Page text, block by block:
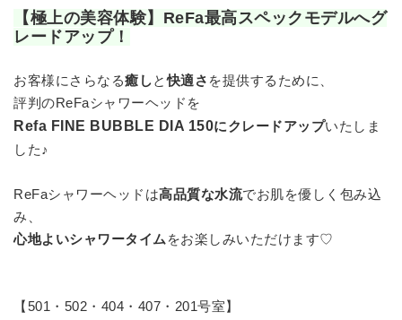
【極上の美容体験】ReFa最高スペックモデルへグ
レードアップ！
お客様にさらなる癒しと快適さ を提供するために、
評判のReFaシャワーヘッドを
Refa FINE BUBBLE DIA 150にクレードアップいたしま
した♪
ReFaシャワーヘッドは高品質な水流でお肌を優しく包み込
み、
心地よいシャワータイム をお楽しみいただけます♡
【501・502・404・407・201号室】